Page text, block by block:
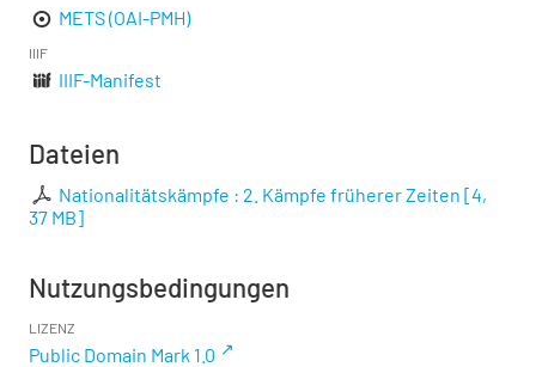
METS (OAI-PMH)
IIIF
IIIF-Manifest
Dateien
Nationalitätskämpfe : 2. Kämpfe früherer Zeiten [4,
37 MB]
Nutzungsbedingungen
LIZENZ
Public Domain Mark 1.0